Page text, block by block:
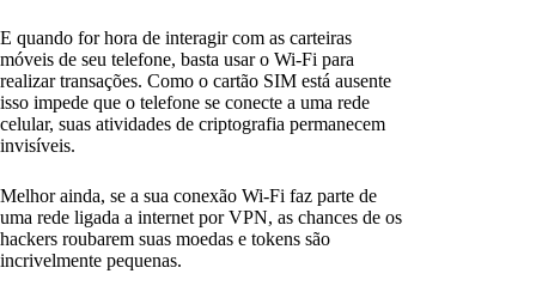
E quando for hora de interagir com as carteiras
móveis de seu telefone, basta usar o Wi-Fi para
realizar transações. Como o cartão SIM está ausente
isso impede que o telefone se conecte a uma rede
celular, suas atividades de criptografia permanecem
invisíveis.
Melhor ainda, se a sua conexão Wi-Fi faz parte de
uma rede ligada a internet por VPN, as chances de os
hackers roubarem suas moedas e tokens são
incrivelmente pequenas.